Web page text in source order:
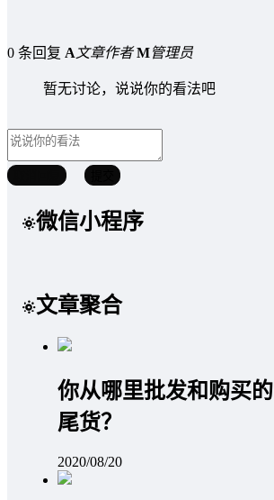
0 条回复 A文章作者 M管理员
暂无讨论，说说你的看法吧
微信小程序
文章聚合
你从哪里批发和购买的
尾货？
2020/08/20